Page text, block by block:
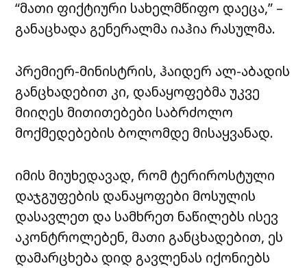
“მათი ფიქტიური სახელმწიფო დაეცა,” –
განაცხადა გენერალმა იაჰია რასულმა.
პრემიერ-მინისტრის, ჰაიდერ ალ-აბადის
განცხადებით კი, დანაყოფებმა უკვე
მიიღეს მითითებები საბრძოლო
მოქმედებების ბოლომდე მისაყვანად.
იმის მიუხედავად, რომ ტერიროსტული
დაჯგუფების დანაყოფები მოსულის
დასავლეთ და სამხრეთ ნაწილებს ისევ
აკონტროლებენ, მათი განცხადებით, ეს
დამარცხება დიდ გავლენას იქონიებს